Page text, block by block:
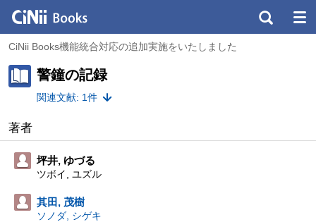
CiNii Books機能統合対応の追加実施をいたしました
警鐘の記録
関連文献: 1件
著者
坪井, ゆづる
ツボイ, ユズル
其田, 茂樹
ソノダ, シゲキ